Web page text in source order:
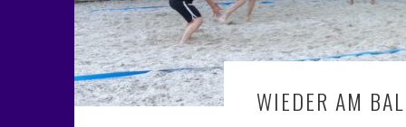
WIEDER AM